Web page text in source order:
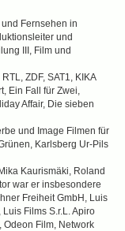
Fernsehen in
und
III, Film und
ZDF, SAT1, KIKA
Ein Fall für Zwei,
Affair, Die sieben
und Image Filmen für
Karlsberg Ur-Pils
Kaurismäki, Roland
war er insbesondere
Freiheit GmbH, Luis
Films S.r.L. Apiro
Odeon Film, Network